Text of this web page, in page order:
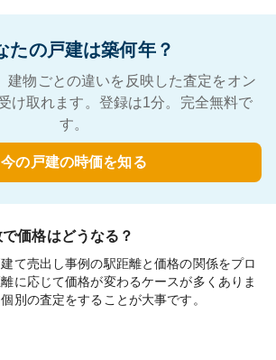
たの戸建は築何年？
建物ごとの違いを反映した査定をオン
け取れます。登録は1分。完全無料で
す。
今の戸建の時価を知る
価格はどうなる？
て売出し事例の駅距離と価格の関係をプロ
に応じて価格が変わるケースが多くありま
別の査定をすることが大事です。